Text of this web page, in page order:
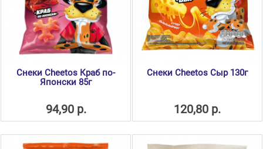
Снеки Cheetos Краб по-
Японски 85г
94,90 р.
Снеки Cheetos Сыр 130г
120,80 р.